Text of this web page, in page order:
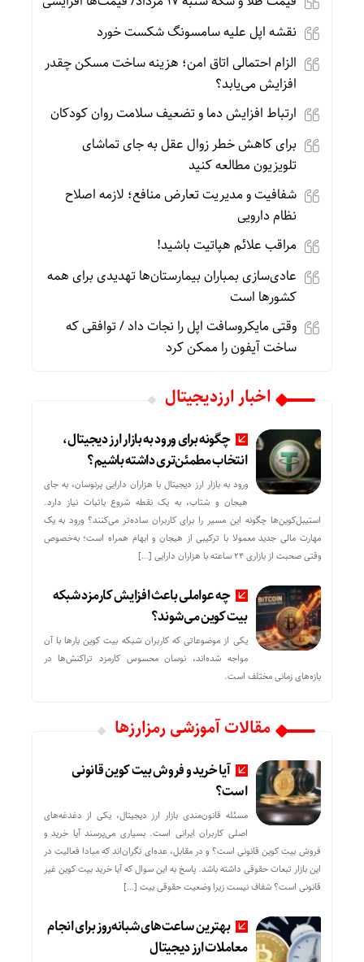
نقشه اپل علیه سامسونگ شکست خورد
الزام احتمالی اتاق امن؛ هزینه ساخت مسکن چقدر
افزایش می‌یابد؟
ارتباط افزایش دما و تضعیف سلامت روان کودکان
برای کاهش خطر زوال عقل به جای تماشای
تلویزیون مطالعه کنید
شفافیت و مدیریت تعارض منافع؛ لازمه اصلاح
نظام دارویی
مراقب علائم هپاتیت باشید!
عادی‌سازی بمباران بیمارستان‌ها تهدیدی برای همه
کشورها است
وقتی مایکروسافت اپل را نجات داد / توافقی که
ساخت آیفون را ممکن کرد
اخبار ارزدیجیتال
چگونه برای ورود به بازار ارز دیجیتال،
انتخاب مطمئن‌تری داشته باشیم؟
ورود به بازار ارز دیجیتال با هزاران دارایی پرنوسان، به جای
هیجان و شتاب، به یک نقطه شروع باثبات نیاز دارد.
استیبل‌کوین‌ها چگونه این مسیر را برای کاربران ساده‌تر می‌کنند؟ ورود به یک
مهارت مالی جدید معمولا با ترکیبی از هیجان و ابهام همراه است؛ به‌خصوص
وقتی صحبت از بازاری ۲۴ ساعته با هزاران دارایی […]
چه عواملی باعث افزایش کارمزد شبکه
بیت کوین می‌شوند؟
یکی از موضوعاتی که کاربران شبکه بیت کوین بارها با آن
مواجه شده‌اند، نوسان محسوس کارمزد تراکنش‌ها در
بازه‌های زمانی مختلف است.
مقالات آموزشی رمزارزها
آیا خرید و فروش بیت کوین قانونی
است؟
مسئله قانون‌مندی بازار ارز دیجیتال، یکی از دغدغه‌های
اصلی کاربران ایرانی است. بسیاری می‌پرسند آیا خرید و
فروش بیت کوین قانونی است؟ و در مقابل، عده‌ای نگران‌اند که مبادا فعالیت در
این بازار تبعات حقوقی داشته باشد. پاسخ به این سوال که آیا خرید بیت کوین غیر
قانونی است؟ شفاف نیست زیرا وضعیت حقوقی بیت‌ […]
بهترین ساعت‌های شبانه‌روز برای انجام
معاملات ارز دیجیتال